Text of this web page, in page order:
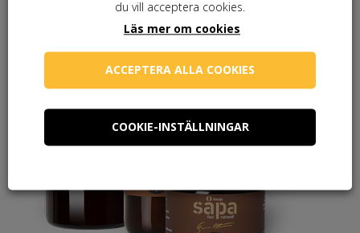
du vill acceptera cookies.
Läs mer om cookies
ACCEPTERA ALLA COOKIES
COOKIE-INSTÄLLNINGAR